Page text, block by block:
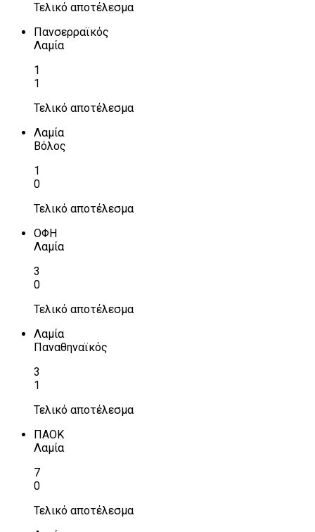
Τελικό αποτέλεσμα
Πανσερραϊκός
Λαμία
1
1
Τελικό αποτέλεσμα
Λαμία
Βόλος
1
0
Τελικό αποτέλεσμα
ΟΦΗ
Λαμία
3
0
Τελικό αποτέλεσμα
Λαμία
Παναθηναϊκός
3
1
Τελικό αποτέλεσμα
ΠΑΟΚ
Λαμία
7
0
Τελικό αποτέλεσμα